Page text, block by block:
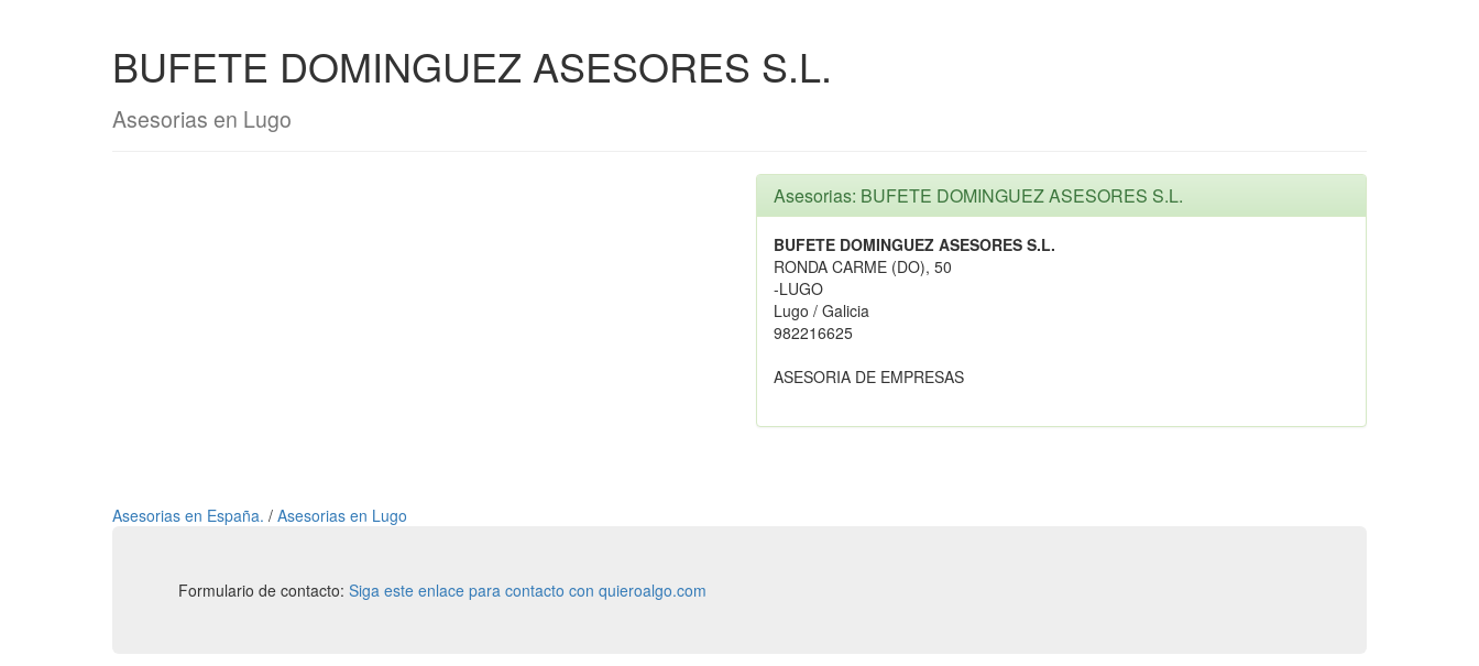
BUFETE DOMINGUEZ ASESORES S.L.
Asesorias en Lugo
Asesorias: BUFETE DOMINGUEZ ASESORES S.L.
BUFETE DOMINGUEZ ASESORES S.L.
RONDA CARME (DO), 50
-LUGO
Lugo / Galicia
982216625
ASESORIA DE EMPRESAS
Asesorias en España. / Asesorias en Lugo
Formulario de contacto: Siga este enlace para contacto con quieroalgo.com